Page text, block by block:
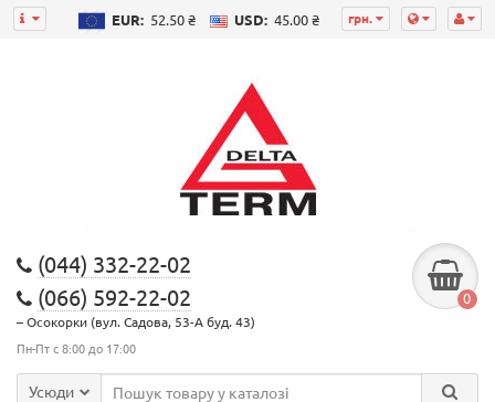
грн.
EUR: 52.50 ₴ USD: 45.00 ₴
(044) 332-22-02
(066) 592-22-02
– Осокорки (вул. Садова, 53-А буд. 43)
Пн-Пт с 8:00 до 17:00
0
Усюди